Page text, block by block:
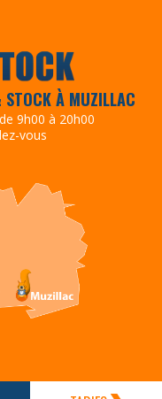
STOCK À MUZILLAC
9h00 à 20h00
vous